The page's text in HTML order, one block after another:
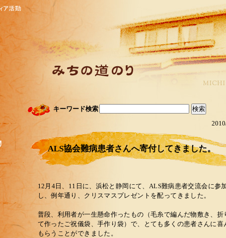
キーワード検索
ALS協会難病患者さんへ寄付してきました。
12月4日、11日に、浜松と静岡にて、ALS難病患者交流会に参
し、例年通り、クリスマスプレゼントを配ってきました。
普段、利用者が一生懸命作ったもの（毛糸で編んだ物敷き、折
て作ったご祝儀袋、手作り袋）で、とても多くの患者さんに喜
もらうことができました。